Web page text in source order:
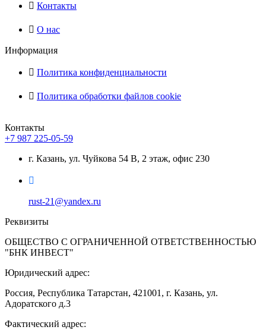
Контакты
О нас
Информация
Политика конфиденциальности
Политика обработки файлов cookie
Контакты
+7 987 225-05-59
г. Казань, ул. Чуйкова 54 В, 2 этаж, офис 230
rust-21@yandex.ru
Реквизиты
ОБЩЕСТВО С ОГРАНИЧЕННОЙ ОТВЕТСТВЕННОСТЬЮ
"БНК ИНВЕСТ"
Юридический адрес:
Россия, Республика Татарстан, 421001, г. Казань, ул.
Адоратского д.3
Фактический адрес: